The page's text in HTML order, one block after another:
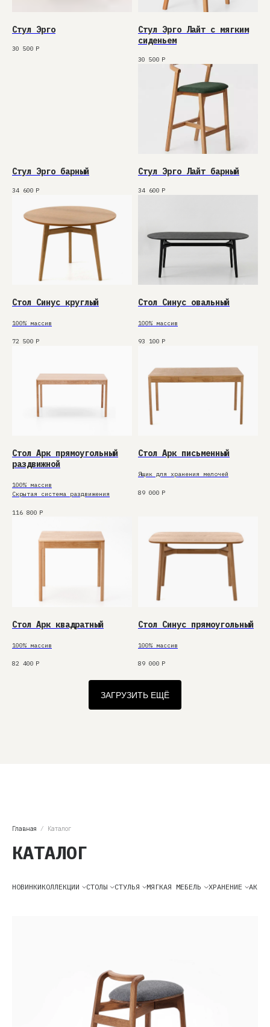
Стул Эрго
30 500 Р
Стул Эрго Лайт с мягким
сиденьем
30 500 Р
Стул Эрго барный
34 600 Р
Стул Эрго Лайт барный
34 600 Р
Стол Синус круглый
100% массив
72 500 Р
Стол Синус овальный
100% массив
93 100 Р
Стол Арк прямоугольный
раздвижной
100% массив
Скрытая система раздвижения
116 800 Р
Стол Арк письменный
Ящик для хранения мелочей
89 000 Р
Стол Арк квадратный
100% массив
82 400 Р
Стол Синус прямоугольный
100% массив
89 000 Р
ЗАГРУЗИТЬ ЕЩЁ
Главная Каталог
КАТАЛОГ
НОВИНКИКОЛЛЕКЦИИ СТОЛЫ СТУЛЬЯ МЯГКАЯ МЕБЕЛЬ ХРАНЕНИЕ